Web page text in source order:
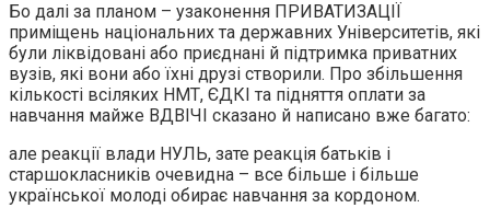
Бо далі за планом – узаконення ПРИВАТИЗАЦІЇ
приміщень національних та державних Університетів, які
були ліквідовані або приєднані й підтримка приватних
вузів, які вони або їхні друзі створили. Про збільшення
кількості всіляких НМТ, ЄДКІ та підняття оплати за
навчання майже ВДВІЧІ сказано й написано вже багато:
але реакції влади НУЛЬ, зате реакція батьків і
старшокласників очевидна – все більше і більше
української молоді обирає навчання за кордоном.